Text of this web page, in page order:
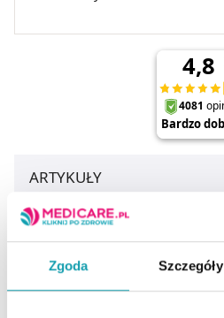
Zgoda Szczegóły
ARTYKUŁY
MOŻE CI SIĘ PRZYDAĆ